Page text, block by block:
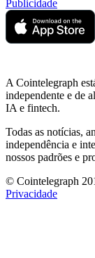
Publicidade
A Cointelegraph
independente e de
IA e fintech.
Todas as notícias,
independência e
nossos padrões e
© Cointelegraph
Privacidade